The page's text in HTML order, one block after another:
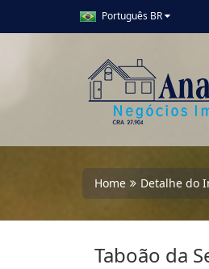
Português BR
Home Detalhe do
Taboão da